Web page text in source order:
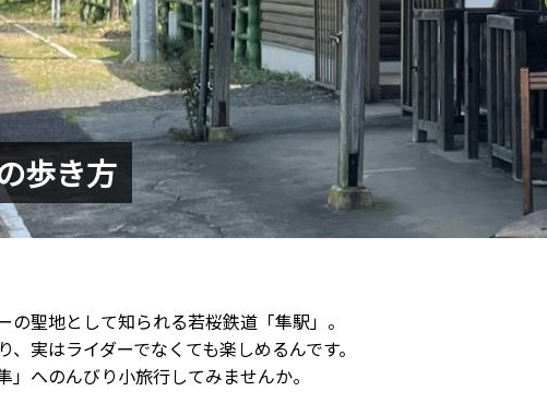
歩き方
聖地として知られる若桜鉄道「隼駅」。
実はライダーでなくても楽しめるんです。
へのんびり小旅行してみませんか。